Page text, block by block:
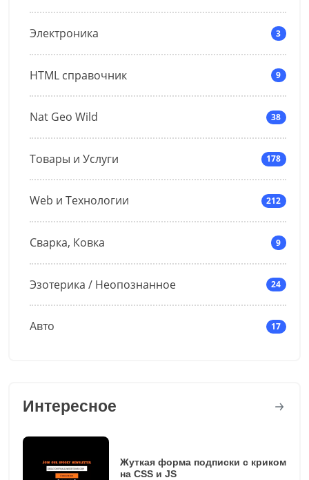
Электроника 3
HTML справочник 9
Nat Geo Wild 38
Товары и Услуги 178
Web и Технологии 212
Сварка, Ковка 9
Эзотерика / Неопознанное 24
Авто 17
Интересное
Жуткая форма подписки с криком
на CSS и JS